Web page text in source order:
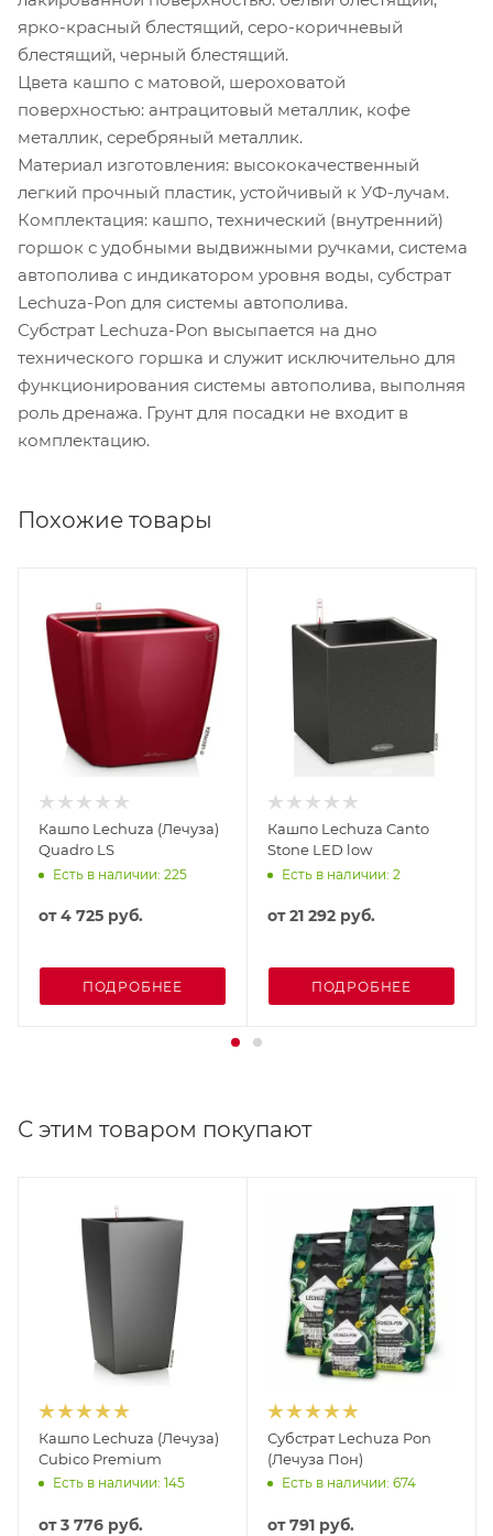
ярко-красный блестящий, серо-коричневый
блестящий, черный блестящий.
Цвета кашпо с матовой, шероховатой
поверхностью: антрацитовый металлик, кофе
металлик, серебряный металлик.
Материал изготовления: высококачественный
легкий прочный пластик, устойчивый к УФ-лучам.
Комплектация: кашпо, технический (внутренний)
горшок с удобными выдвижными ручками, система
автополива с индикатором уровня воды, субстрат
Lechuza-Pon для системы автополива.
Субстрат Lechuza-Pon высыпается на дно
технического горшка и служит исключительно для
функционирования системы автополива, выполняя
роль дренажа. Грунт для посадки не входит в
комплектацию.
Похожие товары
Кашпо Lechuza (Лечуза)
Quadro LS
Есть в наличии: 225
от4 725 руб.
ПОДРОБНЕЕ
Кашпо Lechuza Canto
Stone LED low
Есть в наличии: 2
от21 292 руб.
ПОДРОБНЕЕ
С этим товаром покупают
Кашпо Lechuza (Лечуза)
Cubico Premium
Есть в наличии: 145
от3 776 руб.
Субстрат Lechuza Pon
(Лечуза Пон)
Есть в наличии: 674
от791 руб.